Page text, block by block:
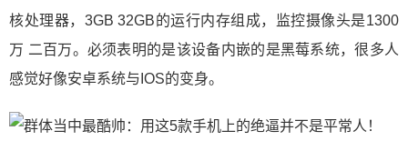
核处理器，3GB 32GB的运行内存组成，监控摄像头是1300
万 二百万。必须表明的是该设备内嵌的是黑莓系统，很多人
感觉好像安卓系统与IOS的变身。